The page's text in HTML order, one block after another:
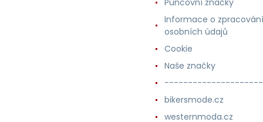
Informace o zpracování
osobních údajů
Cookie
Naše značky
bikersmode.cz
westernmoda.cz